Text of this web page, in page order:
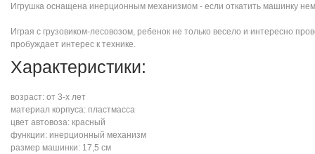
Игрушка оснащена инерционным механизмом - если откатить машинку
Играя с грузовиком-лесовозом, ребенок не только весело и интересно
пробуждает интерес к технике.
Характеристики:
возраст: от 3-х лет
материал корпуса: пластмасса
цвет автовоза: красный
функции: инерционный механизм
размер машинки: 17,5 см